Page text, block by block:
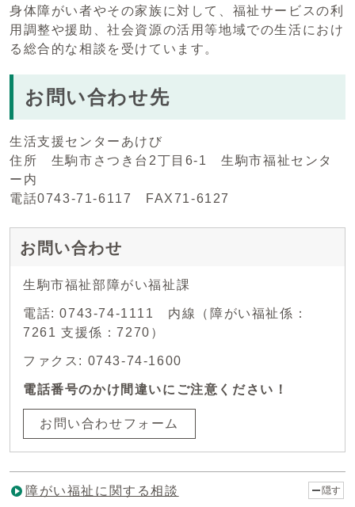
身体障がい者やその家族に対して、福祉サービスの利
用調整や援助、社会資源の活用等地域での生活におけ
る総合的な相談を受けています。
お問い合わせ先
生活支援センターあけび
住所 生駒市さつき台2丁目6-1 生駒市福祉センタ
ー内
電話0743-71-6117 FAX71-6127
お問い合わせ
生駒市福祉部障がい福祉課
電話: 0743-74-1111 内線（障がい福祉係：
7261 支援係：7270）
ファクス: 0743-74-1600
電話番号のかけ間違いにご注意ください！
お問い合わせフォーム
障がい福祉に関する相談 隠す